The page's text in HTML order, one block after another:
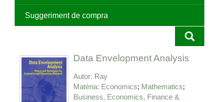
Suggeriment de compra
Data Envelopment Analysis
Autor Ray
Matèria Economics Mathematics
Business, Economics, Finance &